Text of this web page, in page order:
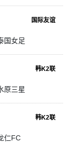
国际友谊
国女足
韩K2联
原三星
韩K2联
仁FC